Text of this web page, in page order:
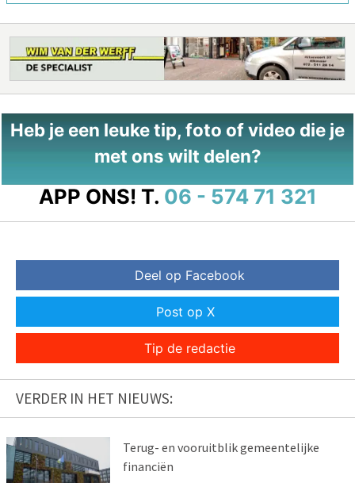
Heb je een leuke tip, foto of video die je
met ons wilt delen?
APP ONS! T. 06 - 574 71 321
Deel op Facebook
Post op X
Tip de redactie
VERDER IN HET NIEUWS:
Terug- en vooruitblik gemeentelijke
financiën